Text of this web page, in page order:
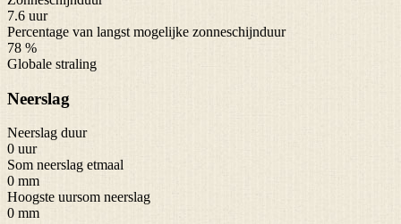
7.6 uur
Percentage van langst mogelijke zonneschijnduur
78 %
Globale straling
Neerslag
Neerslag duur
0 uur
Som neerslag etmaal
0 mm
Hoogste uursom neerslag
0 mm